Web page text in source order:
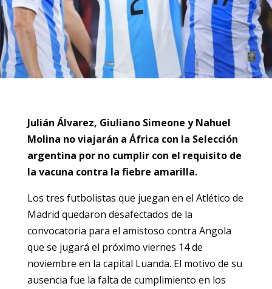
Julián Álvarez, Giuliano Simeone y Nahuel
Molina no viajarán a África con la Selección
argentina por no cumplir con el requisito de
la vacuna contra la fiebre amarilla.
Los tres futbolistas que juegan en el Atlético de
Madrid quedaron desafectados de la
convocatoria para el amistoso contra Angola
que se jugará el próximo viernes 14 de
noviembre en la capital Luanda. El motivo de su
ausencia fue la falta de cumplimiento en los